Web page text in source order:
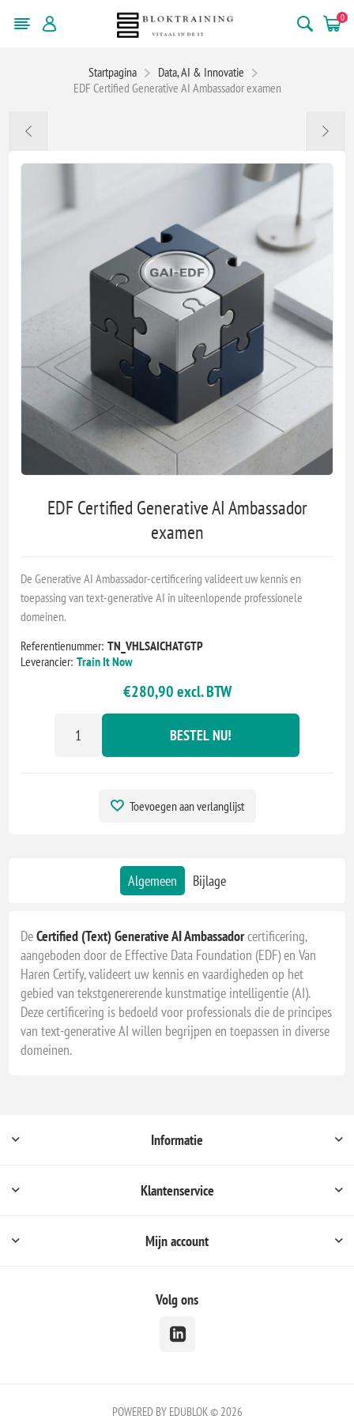
0
Startpagina
Data, AI & Innovatie
EDF Certified Generative AI Ambassador examen
EDF Certified Generative AI Ambassador
examen
De Generative AI Ambassador-certificering valideert uw kennis en
toepassing van text-generative AI in uiteenlopende professionele
domeinen.
Referentienummer: TN_VHLSAICHATGTP
Leverancier: Train It Now
€280,90 excl. BTW
BESTEL NU!
Toevoegen aan verlanglijst
Algemeen Bijlage
DeCertified (Text) Generative AI Ambassadorcertificering,
aangeboden door de Effective Data Foundation (EDF) en Van
Haren Certify, valideert uw kennis en vaardigheden op het
gebied van tekstgenererende kunstmatige intelligentie (AI).
Deze certificering is bedoeld voor professionals die de principes
van text-generative AI willen begrijpen en toepassen in diverse
domeinen.
Informatie
Klantenservice
Mijn account
Volg ons
POWERED BY EDUBLOK © 2026